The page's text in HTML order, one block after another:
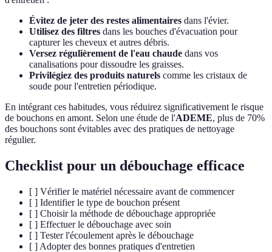
Évitez de jeter des restes alimentaires dans l'évier.
Utilisez des filtres dans les bouches d'évacuation pour
capturer les cheveux et autres débris.
Versez régulièrement de l'eau chaude dans vos
canalisations pour dissoudre les graisses.
Privilégiez des produits naturels comme les cristaux de
soude pour l'entretien périodique.
En intégrant ces habitudes, vous réduirez significativement le risque
de bouchons en amont. Selon une étude de l'ADEME, plus de 70%
des bouchons sont évitables avec des pratiques de nettoyage
régulier.
Checklist pour un débouchage efficace
[ ] Vérifier le matériel nécessaire avant de commencer
[ ] Identifier le type de bouchon présent
[ ] Choisir la méthode de débouchage appropriée
[ ] Effectuer le débouchage avec soin
[ ] Tester l'écoulement après le débouchage
[ ] Adopter des bonnes pratiques d'entretien